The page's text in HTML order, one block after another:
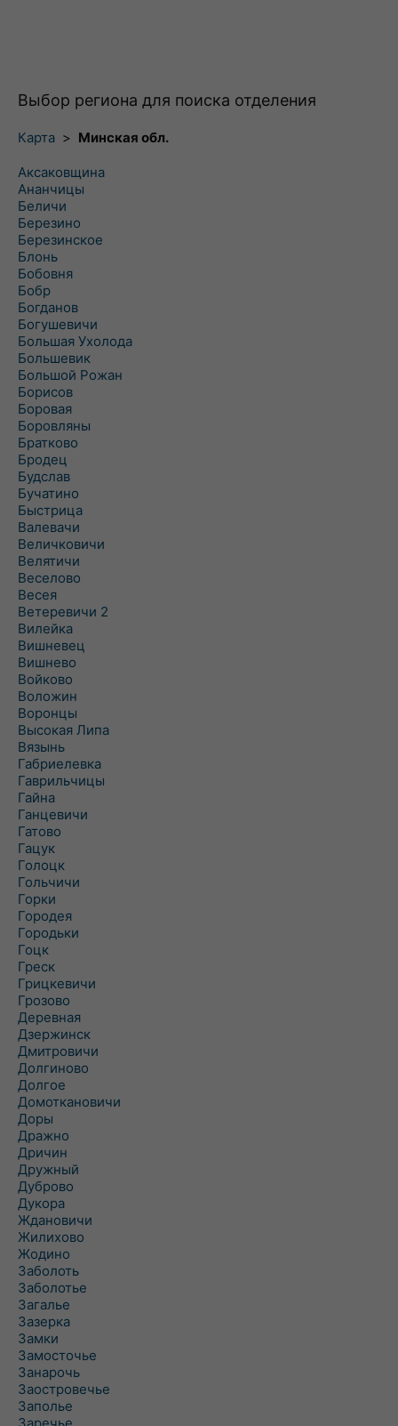
Выбор региона для поиска отделения
Карта > Минская обл.
Аксаковщина
Ананчицы
Беличи
Березино
Березинское
Блонь
Бобовня
Бобр
Богданов
Богушевичи
Большая Ухолода
Большевик
Большой Рожан
Борисов
Боровая
Боровляны
Братково
Бродец
Будслав
Бучатино
Быстрица
Валевачи
Величковичи
Велятичи
Веселово
Весея
Ветеревичи 2
Вилейка
Вишневец
Вишнево
Войково
Воложин
Воронцы
Высокая Липа
Вязынь
Габриелевка
Гаврильчицы
Гайна
Ганцевичи
Гатово
Гацук
Голоцк
Гольчичи
Горки
Городея
Городьки
Гоцк
Греск
Грицкевичи
Грозово
Деревная
Дзержинск
Дмитровичи
Долгиново
Долгое
Домоткановичи
Доры
Дражно
Дричин
Дружный
Дуброво
Дукора
Ждановичи
Жилихово
Жодино
Заболоть
Заболотье
Загалье
Зазерка
Замки
Замосточье
Занарочь
Заостровечье
Заполье